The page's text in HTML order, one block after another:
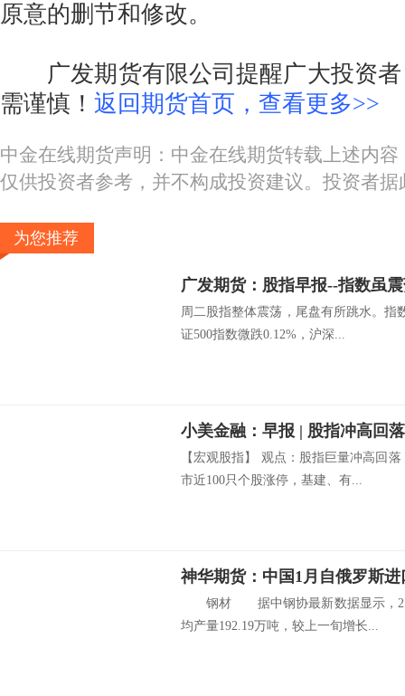
原意的删节和修改。
广发期货有限公司提醒广大投资者
需谨慎！ 返回期货首页，查看更多>>
中金在线期货声明：中金在线期货转载上述内
仅供投资者参考，并不构成投资建议。投资者
为您推荐
周二股指整体震荡，尾盘有所跳水。指
证500指数微跌0.12%，沪深...
小美金融：早报 | 股指冲高回
【宏观股指】 观点：股指巨量冲高回
市近100只个股涨停，基建、有...
神华期货：中国1月自俄罗斯进
钢材 据中钢协最新数据显示，2月
均产量192.19万吨，较上一旬增长...